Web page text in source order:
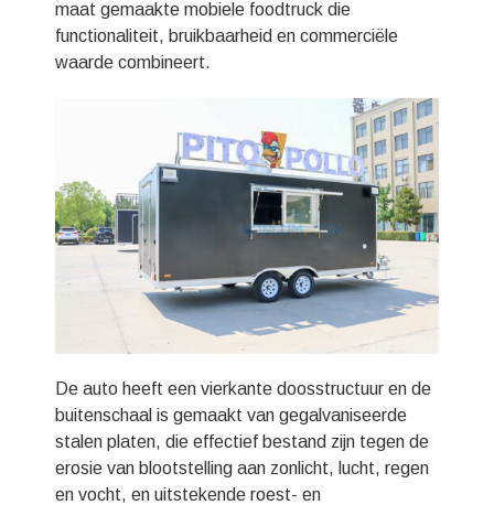
maat gemaakte mobiele foodtruck die
functionaliteit, bruikbaarheid en commerciële
waarde combineert.
De auto heeft een vierkante doosstructuur en de
buitenschaal is gemaakt van gegalvaniseerde
stalen platen, die effectief bestand zijn tegen de
erosie van blootstelling aan zonlicht, lucht, regen
en vocht, en uitstekende roest- en